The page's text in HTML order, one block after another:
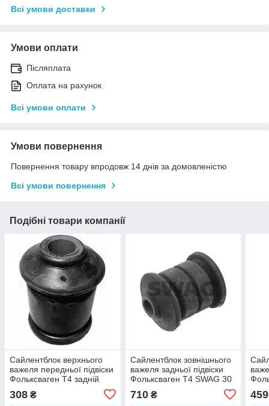
Всі умови доставки
Умови оплати
Післяплата
Оплата на рахунок
Всі умови оплати
Умови повернення
Повернення товару впродовж 14 днів за домовленістю
Всі умови повернення
Подібні товари компанії
Сайлентблок верхнього
важеля передньої підвіски
Фольксваген Т4 задній
308 ₴
Сайлентблок зовнішнього
важеля задньої підвіски
Фольксваген Т4 SWAG 30
710₴ 459